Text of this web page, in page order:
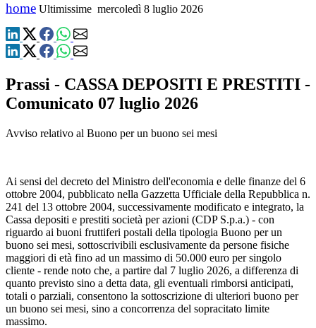
home Ultimissime mercoledì 8 luglio 2026
Prassi - CASSA DEPOSITI E PRESTITI -
Comunicato 07 luglio 2026
Avviso relativo al Buono per un buono sei mesi
Ai sensi del decreto del Ministro dell'economia e delle finanze del 6
ottobre 2004, pubblicato nella Gazzetta Ufficiale della Repubblica n.
241 del 13 ottobre 2004, successivamente modificato e integrato, la
Cassa depositi e prestiti società per azioni (CDP S.p.a.) - con
riguardo ai buoni fruttiferi postali della tipologia Buono per un
buono sei mesi, sottoscrivibili esclusivamente da persone fisiche
maggiori di età fino ad un massimo di 50.000 euro per singolo
cliente - rende noto che, a partire dal 7 luglio 2026, a differenza di
quanto previsto sino a detta data, gli eventuali rimborsi anticipati,
totali o parziali, consentono la sottoscrizione di ulteriori buono per
un buono sei mesi, sino a concorrenza del sopracitato limite
massimo.